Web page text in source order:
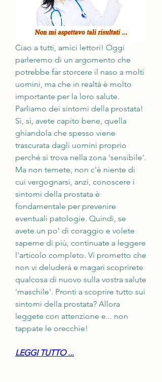
Ciao a tutti, amici lettori! Oggi
parleremo di un argomento che
potrebbe far storcere il naso a molti
uomini, ma che in realtà è molto
importante per la loro salute.
Parliamo dei sintomi della prostata!
Sì, sì, avete capito bene, quella
ghiandola che spesso viene
trascurata dagli uomini proprio
perché si trova nella zona 'sensibile'.
Ma non temete, non c'è niente di
cui vergognarsi, anzi, conoscere i
sintomi della prostata è
fondamentale per prevenire
eventuali patologie. Quindi, se
avete un po' di coraggio e volete
saperne di più, continuate a leggere
l'articolo completo. Vi prometto che
non vi deluderà e magari scoprirete
qualcosa di nuovo sulla vostra salute
'maschile'. Pronti a scoprire tutto sui
sintomi della prostata? Allora
leggete con attenzione e... non
tappate le orecchie!
LEGGI TUTTO ...